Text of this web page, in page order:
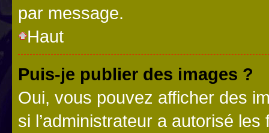
par message.
Haut
Puis-je publier des images ?
Oui, vous pouvez afficher des
si l’administrateur a autorisé